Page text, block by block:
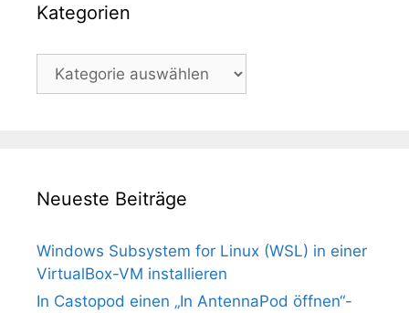
Kategorien
Kategorien
Neueste Beiträge
Windows Subsystem for Linux (WSL) in einer
VirtualBox-VM installieren
In Castopod einen „In AntennaPod öffnen“-